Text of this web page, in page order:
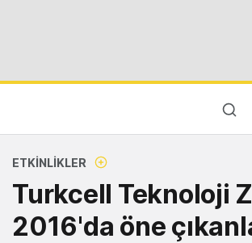
ETKINLIKLER
Turkcell Teknoloji
2016'da öne